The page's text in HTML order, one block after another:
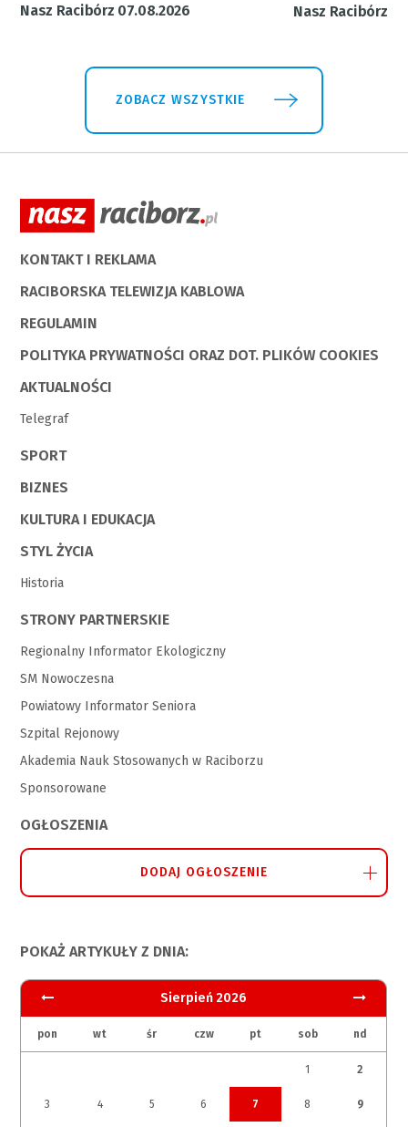
Nasz Racibórz 07.08.2026 Nasz Racibórz
ZOBACZ WSZYSTKIE
KONTAKT I REKLAMA
RACIBORSKA TELEWIZJA KABLOWA
REGULAMIN
POLITYKA PRYWATNOŚCI ORAZ DOT. PLIKÓW COOKIES
AKTUALNOŚCI
Telegraf
SPORT
BIZNES
KULTURA I EDUKACJA
STYL ŻYCIA
Historia
STRONY PARTNERSKIE
Regionalny Informator Ekologiczny
SM Nowoczesna
Powiatowy Informator Seniora
Szpital Rejonowy
Akademia Nauk Stosowanych w Raciborzu
Sponsorowane
OGŁOSZENIA
DODAJ OGŁOSZENIE
POKAŻ ARTYKUŁY Z DNIA:
Sierpień 2026
pon wt śr czw pt sob nd
1 2
3 4 5 6 7 8 9